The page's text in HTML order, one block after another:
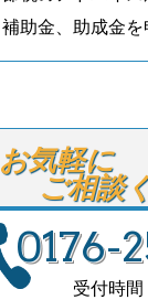
補助金、助成金を
お気軽に
ご相談
0176-
受付時